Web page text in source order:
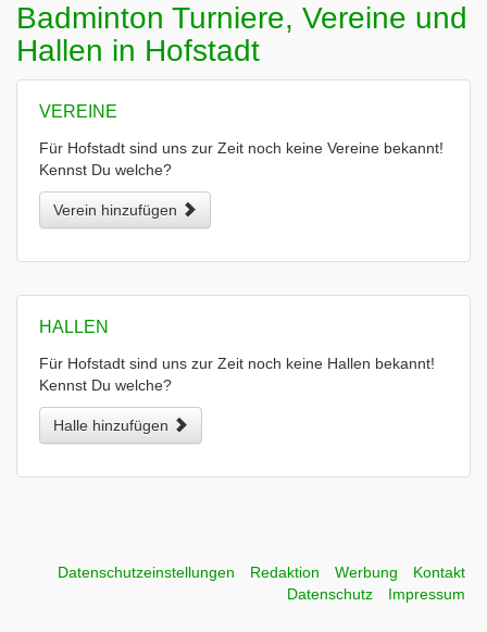
Badminton Turniere, Vereine und
Hallen in Hofstadt
VEREINE
Für Hofstadt sind uns zur Zeit noch keine Vereine bekannt!
Kennst Du welche?
Verein hinzufügen
HALLEN
Für Hofstadt sind uns zur Zeit noch keine Hallen bekannt!
Kennst Du welche?
Halle hinzufügen
Datenschutzeinstellungen Redaktion Werbung
Kontakt
Datenschutz
Impressum